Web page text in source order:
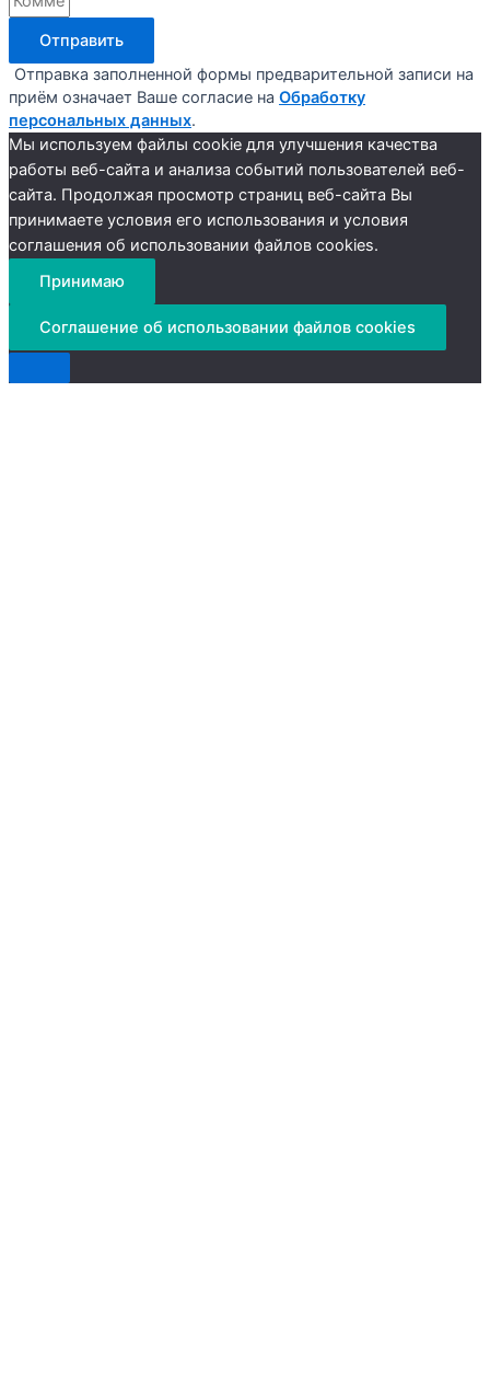
Отправить
Отправка заполненной формы предварительной записи на
приём означает Ваше согласие на Обработку
персональных данных.
Мы используем файлы cookie для улучшения качества
работы веб-сайта и анализа событий пользователей веб-
сайта. Продолжая просмотр страниц веб-сайта Вы
принимаете условия его использования и условия
соглашения об использовании файлов cookies.
Принимаю
Соглашение об использовании файлов cookies